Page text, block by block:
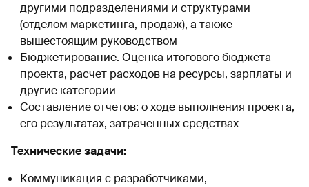
другими подразделениями и структурами
(отделом маркетинга, продаж), а также
вышестоящим руководством
Бюджетирование. Оценка итогового бюджета
проекта, расчет расходов на ресурсы, зарплаты и
другие категории
Составление отчетов: о ходе выполнения проекта,
его результатах, затраченных средствах
Технические задачи:
Коммуникация с разработчиками,